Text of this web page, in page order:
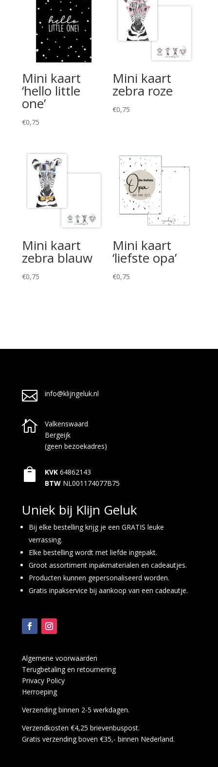
Mini kaart
‘hello little
one’
€0,75
Mini kaart
zebra roze
€0,75
Mini kaart
zebra blauw
€0,75
Mini kaart
‘liefste opa’
€0,75
 info@klijngeluk.nl

Valkenswaard
Bergeijk
(geen bezoekadres)
 KVK 64862143
BTW NL001174077B75
Uniek bij Klijn Geluk
Bij elke bestelling krijg je een GRATIS leuke
verrassing.
Elke bestelling wordt met liefde ingepakt.
Groot assortiment inpakmaterialen en cadeautjes.
Producten kunnen gepersonaliseerd worden.
Gratis inpakservice bij aankoop van een cadeautje.
Algemene voorwaarden
Terugbetaling en retournering
Privacy Policy
Herroeping
Verzending binnen 2-5 werkdagen.
Verzendkosten €4,25 brievenbuspost.
Gratis verzending boven €35,- binnen Nederland.